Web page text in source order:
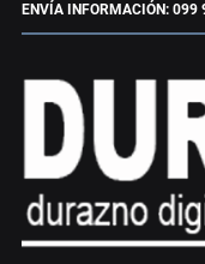
ENVÍA INFORMACIÓN: 099